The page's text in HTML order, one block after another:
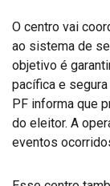
O centro vai
ao sistema de
objetivo é
pacífica e
PF informa que
do eleitor. A
eventos